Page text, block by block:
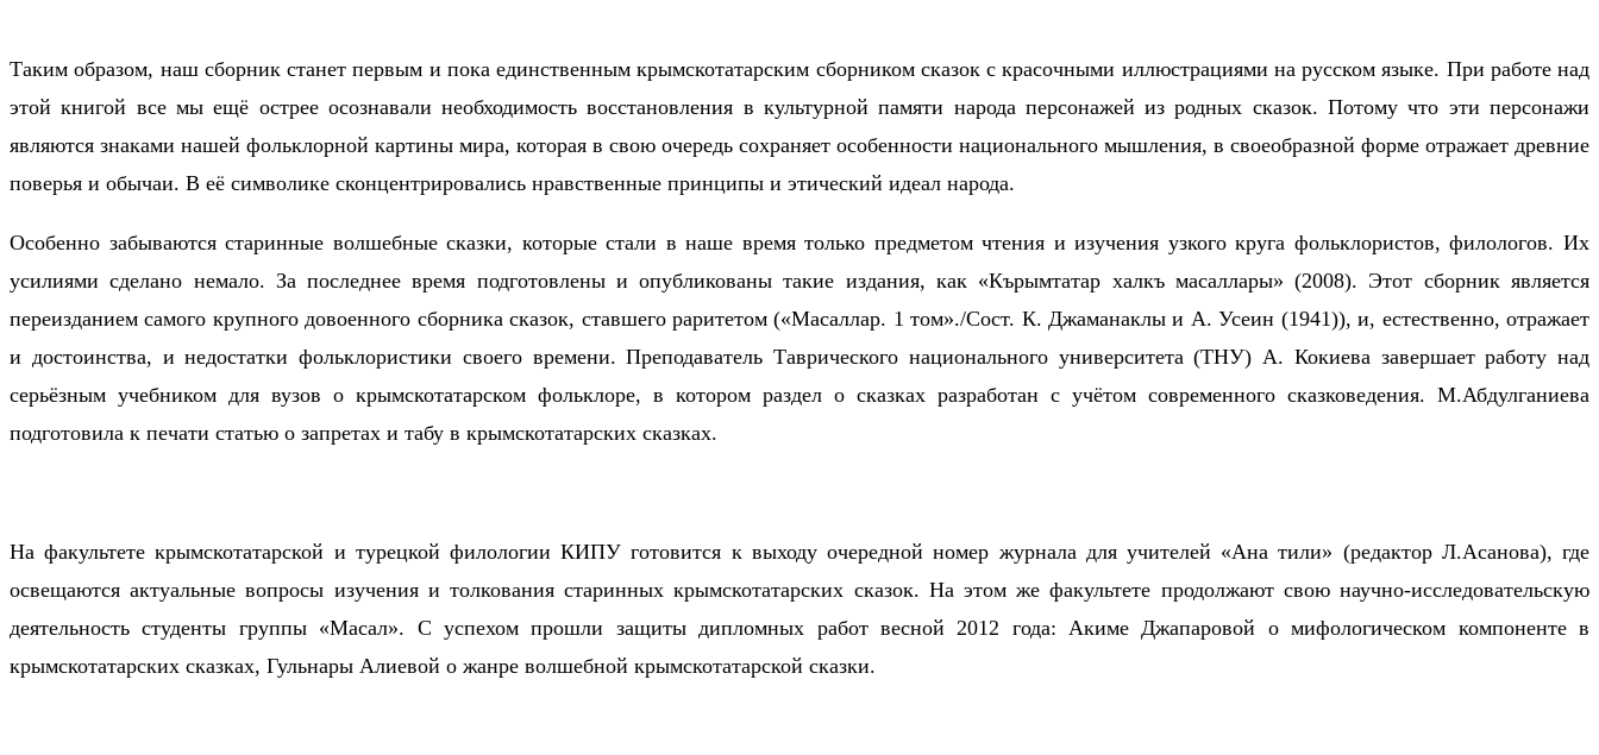
Таким образом, наш сборник станет первым и пока единственным крымскотатарским сборником сказок с красочными иллюстрациями на русском языке. При работе над
этой книгой все мы ещё острее осознавали необходимость восстановления в культурной памяти народа персонажей из родных сказок. Потому что эти персонажи
являются знаками нашей фольклорной картины мира, которая в свою очередь сохраняет особенности национального мышления, в своеобразной форме отражает древние
поверья и обычаи. В её символике сконцентрировались нравственные принципы и этический идеал народа.
Особенно забываются старинные волшебные сказки, которые стали в наше время только предметом чтения и изучения узкого круга фольклористов, филологов. Их
усилиями сделано немало. За последнее время подготовлены и опубликованы такие издания, как «Кърымтатар халкъ масаллары» (2008). Этот сборник является
переизданием самого крупного довоенного сборника сказок, ставшего раритетом («Масаллар. 1 том»./Сост. К. Джаманаклы и А. Усеин (1941)), и, естественно, отражает
и достоинства, и недостатки фольклористики своего времени. Преподаватель Таврического национального университета (ТНУ) А. Кокиева завершает работу над
серьёзным учебником для вузов о крымскотатарском фольклоре, в котором раздел о сказках разработан с учётом современного сказковедения. М.Абдулганиева
подготовила к печати статью о запретах и табу в крымскотатарских сказках.
На факультете крымскотатарской и турецкой филологии КИПУ готовится к выходу очередной номер журнала для учителей «Ана тили» (редактор Л.Асанова), где
освещаются актуальные вопросы изучения и толкования старинных крымскотатарских сказок. На этом же факультете продолжают свою научно-исследовательскую
деятельность студенты группы «Масал». С успехом прошли защиты дипломных работ весной 2012 года: Акиме Джапаровой о мифологическом компоненте в
крымскотатарских сказках, Гульнары Алиевой о жанре волшебной крымскотатарской сказки.